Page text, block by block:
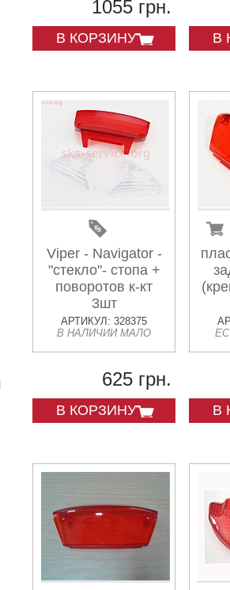
1055 грн.
В КОРЗИНУ В
Viper - Navigator -
"стекло"- стопа +
поворотов к-кт
3шт
АРТИКУЛ: 328375
В НАЛИЧИИ МАЛО
625 грн.
В КОРЗИНУ В